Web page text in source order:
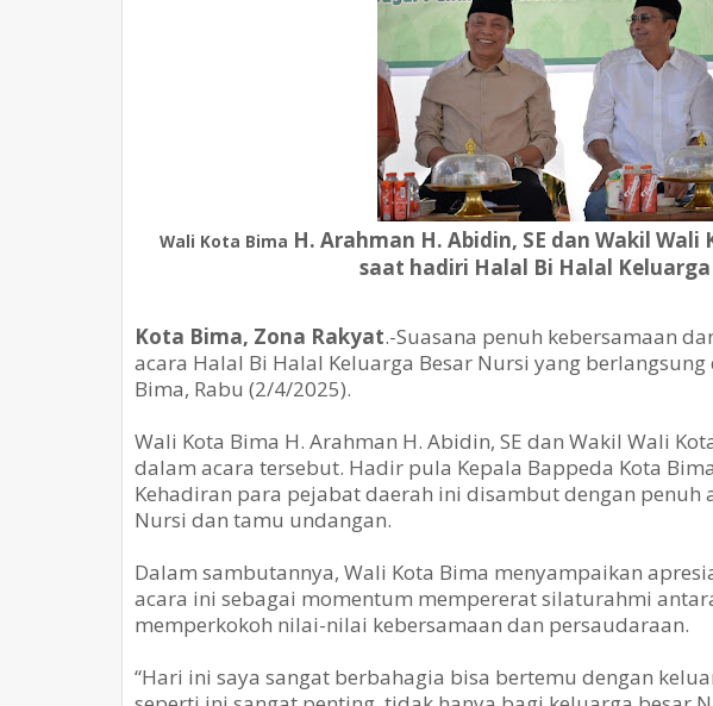
Wali Kota Bima H. Arahman H. Abidin, SE dan Wakil Wali
saat hadiri Halal Bi Halal
Kota Bima, Zona Rakyat.-Suasana penuh kebersamaan
acara Halal Bi Halal Keluarga Besar Nursi yang berlangsung
Bima, Rabu (2/4/2025).
Wali Kota Bima H. Arahman H. Abidin, SE dan Wakil Wali
dalam acara tersebut. Hadir pula Kepala Bappeda Kota
Kehadiran para pejabat daerah ini disambut dengan penuh
Nursi dan tamu undangan.
Dalam sambutannya, Wali Kota Bima menyampaikan
acara ini sebagai momentum mempererat silaturahmi
memperkokoh nilai-nilai kebersamaan dan persaudaraan.
“Hari ini saya sangat berbahagia bisa bertemu dengan